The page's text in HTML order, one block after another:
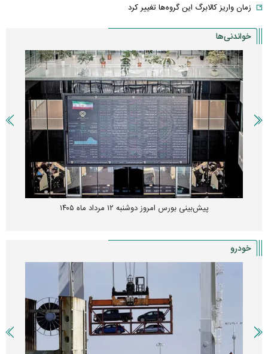
زمان واریز کالابرگ این گروه‌ها تغییر کرد
خواندنی‌ها
پیش‌بینی بورس امروز دوشنبه ۱۲ مرداد ماه ۱۴۰۵
خودرو